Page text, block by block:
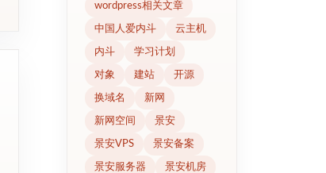
wordpress相关文章
中国人爱内斗 云主机
内斗 学习计划
对象 建站 开源
换域名 新网
新网空间 景安
景安VPS 景安备案
景安服务器 景安机房